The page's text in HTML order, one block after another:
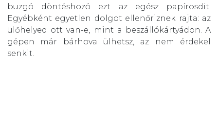
buzgó döntéshozó ezt az egész papírosdit.
Egyébként egyetlen dolgot ellenőriznek rajta: az
ülőhelyed ott van-e, mint a beszállókártyádon. A
gépen már bárhova ülhetsz, az nem érdekel
senkit.